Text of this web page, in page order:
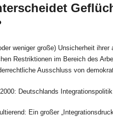
weniger große) Unsicherheit
Restriktionen im Bereich des
Ausschluss von
Deutschlands
Ein großer